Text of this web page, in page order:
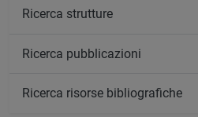
Ricerca strutture
Ricerca pubblicazioni
Ricerca risorse bibliografiche